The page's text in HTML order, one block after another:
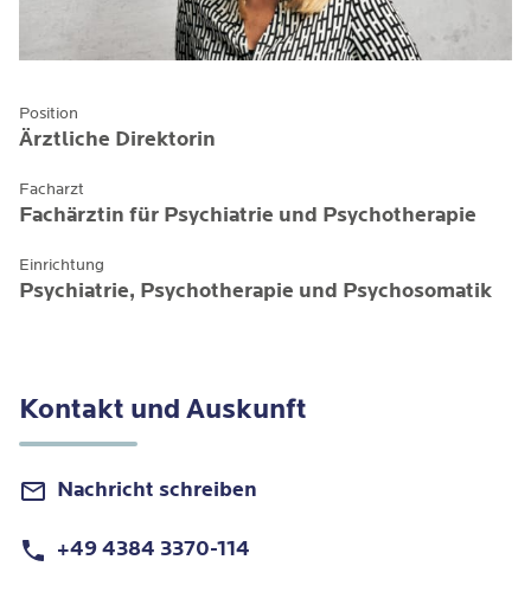
Position
Ärztliche Direktorin
Facharzt
Fachärztin für Psychiatrie und Psychotherapie
Einrichtung
Psychiatrie, Psychotherapie und Psychosomatik
Kontakt und Auskunft
Nachricht schreiben
+49 4384 3370-114